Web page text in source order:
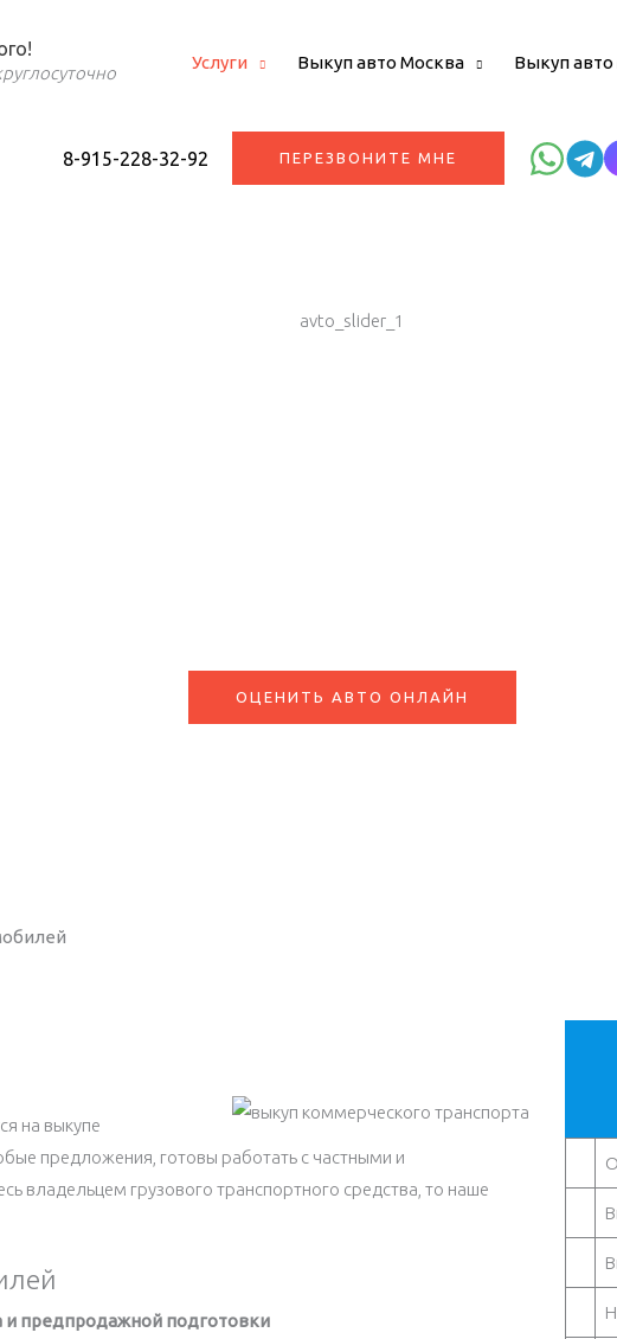
Услуги Выкуп авто Москва Выкуп
8-915-228-32-92 ПЕРЕЗВОНИТЕ МНЕ
avto_slider_1
ОЦЕНИТЬ АВТО ОНЛАЙН
на выкупе
предложения, готовы работать с частными и
владельцем грузового транспортного средства, то наше
предпродажной подготовки